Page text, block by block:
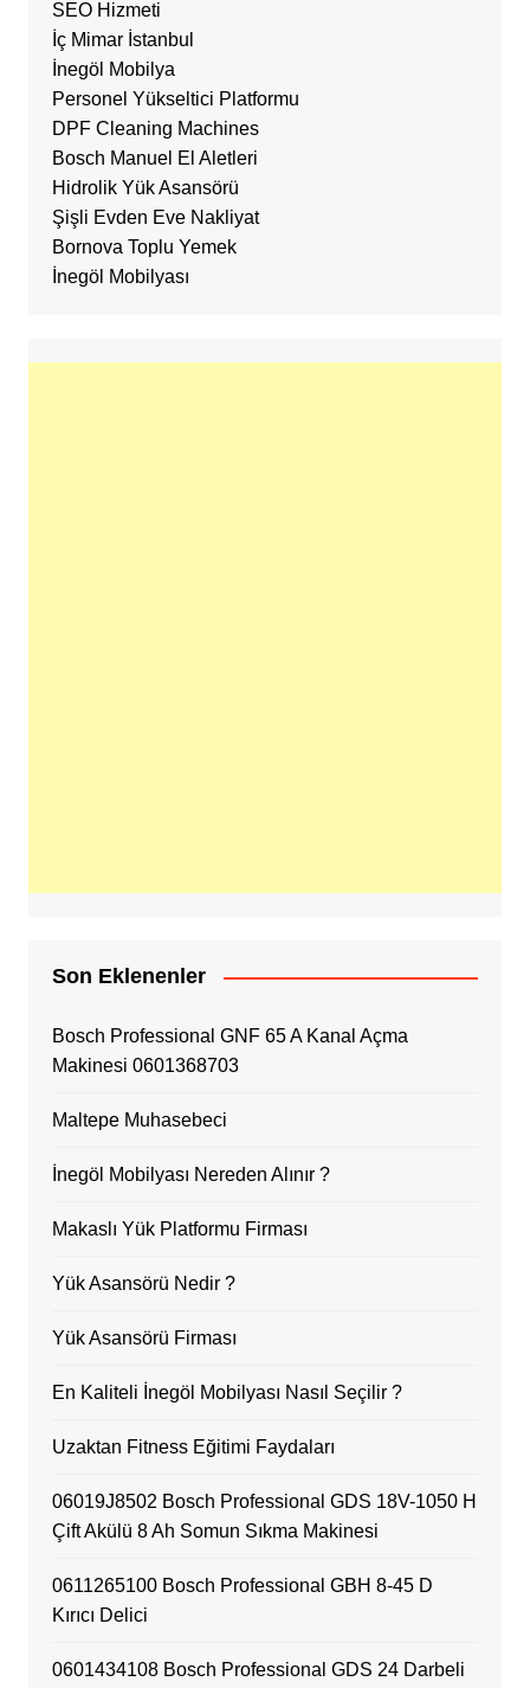
SEO Hizmeti
İç Mimar İstanbul
İnegöl Mobilya
Personel Yükseltici Platformu
DPF Cleaning Machines
Bosch Manuel El Aletleri
Hidrolik Yük Asansörü
Şişli Evden Eve Nakliyat
Bornova Toplu Yemek
İnegöl Mobilyası
Son Eklenenler
Bosch Professional GNF 65 A Kanal Açma
Makinesi 0601368703
Maltepe Muhasebeci
İnegöl Mobilyası Nereden Alınır ?
Makaslı Yük Platformu Firması
Yük Asansörü Nedir ?
Yük Asansörü Firması
En Kaliteli İnegöl Mobilyası Nasıl Seçilir ?
Uzaktan Fitness Eğitimi Faydaları
06019J8502 Bosch Professional GDS 18V-1050 H
Çift Akülü 8 Ah Somun Sıkma Makinesi
0611265100 Bosch Professional GBH 8-45 D
Kırıcı Delici
0601434108 Bosch Professional GDS 24 Darbeli